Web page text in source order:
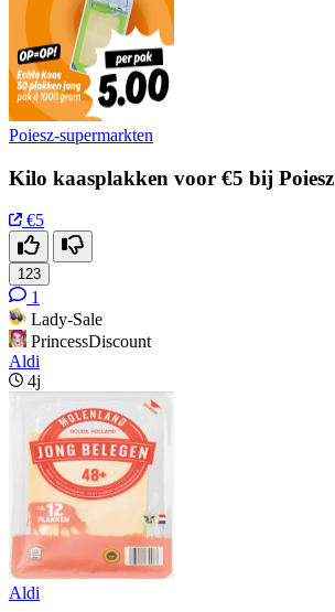
Poiesz-supermarkten
Kilo kaasplakken voor €5 bij Poiesz
€5
123
1
Lady-Sale
PrincessDiscount
Aldi
4j
Aldi